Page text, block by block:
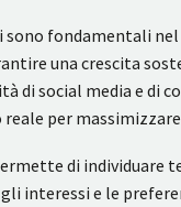
fondamentali
una crescita
di social media e di
per
di individuare
interessi e le